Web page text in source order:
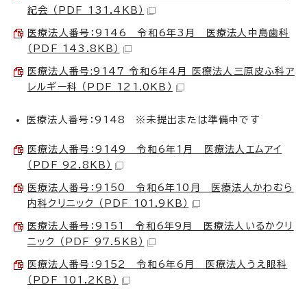
紀会 （PDF 131.4KB）
医療法人番号：9146 令和6年3月 医療法人中島歯科
（PDF 143.8KB）
医療法人番号:9147 令和6年4月 医療法人三原皮ふ科ア
レルギー科 （PDF 121.0KB）
医療法人番号：9148 ※未提出または準備中です
医療法人番号：9149 令和6年1月 医療法人エムアイ
（PDF 92.8KB）
医療法人番号：9150 令和6年10月 医療法人かわむら
内科クリニック （PDF 101.9KB）
医療法人番号：9151 令和6年9月 医療法人いるかクリ
ニック （PDF 97.5KB）
医療法人番号：9152 令和6年6月 医療法人うえ眼科
（PDF 101.2KB）